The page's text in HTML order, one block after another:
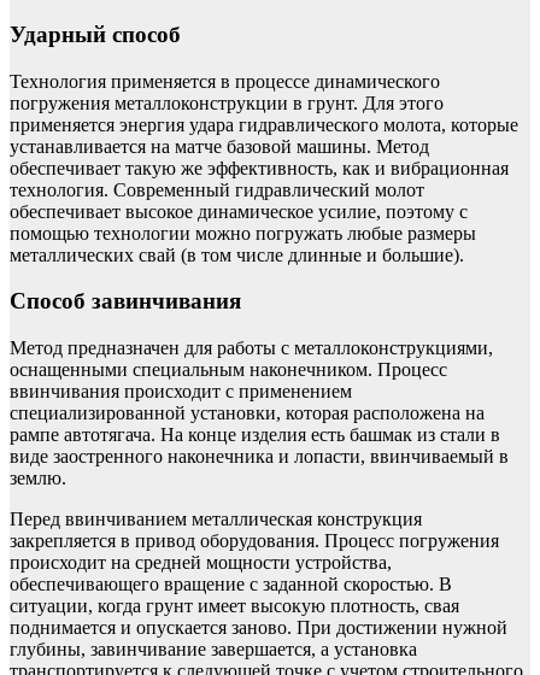
Ударный способ
Технология применяется в процессе динамического
погружения металлоконструкции в грунт. Для этого
применяется энергия удара гидравлического молота, которые
устанавливается на матче базовой машины. Метод
обеспечивает такую же эффективность, как и вибрационная
технология. Современный гидравлический молот
обеспечивает высокое динамическое усилие, поэтому с
помощью технологии можно погружать любые размеры
металлических свай (в том числе длинные и большие).
Способ завинчивания
Метод предназначен для работы с металлоконструкциями,
оснащенными специальным наконечником. Процесс
ввинчивания происходит с применением
специализированной установки, которая расположена на
рампе автотягача. На конце изделия есть башмак из стали в
виде заостренного наконечника и лопасти, ввинчиваемый в
землю.
Перед ввинчиванием металлическая конструкция
закрепляется в привод оборудования. Процесс погружения
происходит на средней мощности устройства,
обеспечивающего вращение с заданной скоростью. В
ситуации, когда грунт имеет высокую плотность, свая
поднимается и опускается заново. При достижении нужной
глубины, завинчивание завершается, а установка
транспортируется к следующей точке с учетом строительного